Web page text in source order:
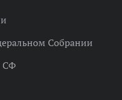
Собрании
СФ